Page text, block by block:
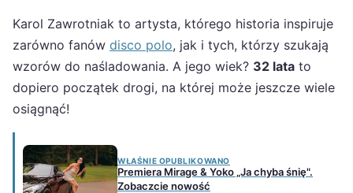
Karol Zawrotniak to artysta, którego historia inspiruje
zarówno fanów disco polo, jak i tych, którzy szukają
wzorów do naśladowania. A jego wiek? 32 lata to
dopiero początek drogi, na której może jeszcze wiele
osiągnąć!
WŁAŚNIE OPUBLIKOWANO
Premiera Mirage & Yoko „Ja chyba śnię".
Zobaczcie nowość